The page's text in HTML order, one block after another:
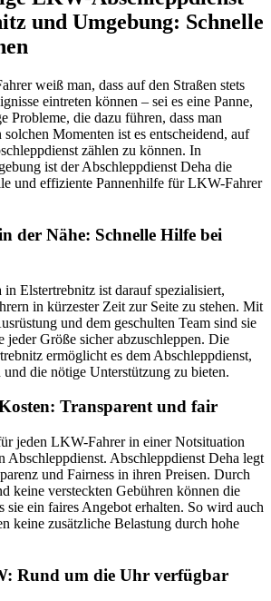
und Umgebung: Schnelle
weiß man, dass auf den Straßen stets
eintreten können – sei es eine Panne,
Probleme, die dazu führen, dass man
Momenten ist es entscheidend, auf
zählen zu können. In
ist der Abschleppdienst Deha die
und effiziente Pannenhilfe für LKW-Fahrer
der Nähe: Schnelle Hilfe bei
Elstertrebnitz ist darauf spezialisiert,
in kürzester Zeit zur Seite zu stehen. Mit
und dem geschulten Team sind sie
jeder Größe sicher abzuschleppen. Die
ermöglicht es dem Abschleppdienst,
die nötige Unterstützung zu bieten.
Transparent und fair
jeden LKW-Fahrer in einer Notsituation
Abschleppdienst. Abschleppdienst Deha legt
und Fairness in ihren Preisen. Durch
keine versteckten Gebühren können die
sie ein faires Angebot erhalten. So wird auch
keine zusätzliche Belastung durch hohe
Rund um die Uhr verfügbar